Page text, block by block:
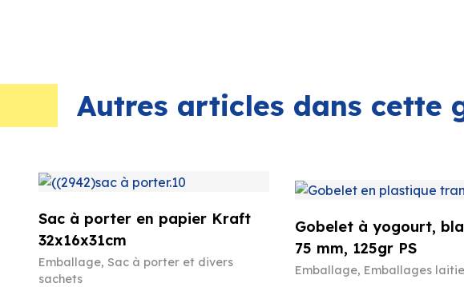
Autres articles dans cette
Sac à porter en papier Kraft
32x16x31cm
Emballage, Sac à porter et divers
sachets
Gobelet à yogourt,
75 mm, 125gr PS
Emballage, Emballages